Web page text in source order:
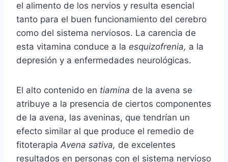
el alimento de los nervios y resulta esencial
tanto para el buen funcionamiento del cerebro
como del sistema nerviosos. La carencia de
esta vitamina conduce a la esquizofrenia, a la
depresión y a enfermedades neurológicas.
El alto contenido en tiamina de la avena se
atribuye a la presencia de ciertos componentes
de la avena, las aveninas, que tendrían un
efecto similar al que produce el remedio de
fitoterapia Avena sativa, de excelentes
resultados en personas con el sistema nervioso